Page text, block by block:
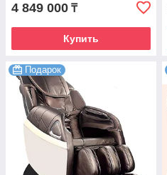
4 849 000 ₸
Купить
Подарок